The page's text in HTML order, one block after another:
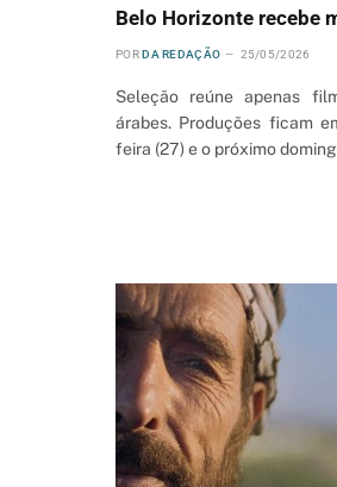
Belo Horizonte recebe
POR DA REDAÇÃO 25/05/2026
Seleção reúne apenas
árabes. Produções ficam
feira (27) e o próximo